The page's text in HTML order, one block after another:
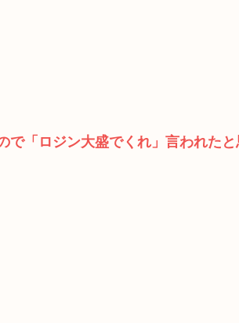
で「ロジン大盛でくれ」言われたと